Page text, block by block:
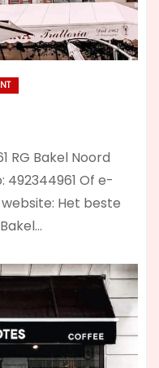
RG Bakel Noord
492344961 Of e-
Het beste